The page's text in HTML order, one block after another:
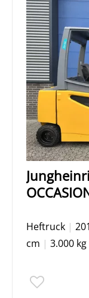
Heftruck |
cm | 3.000 kg